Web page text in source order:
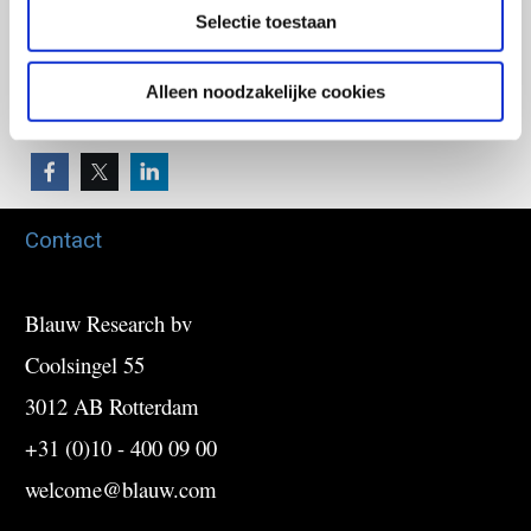
Selectie toestaan
Alleen noodzakelijke cookies
Verstuur
Contact
Blauw Research bv
Coolsingel 55
3012 AB Rotterdam
+31 (0)10 - 400 09 00
welcome@blauw.com